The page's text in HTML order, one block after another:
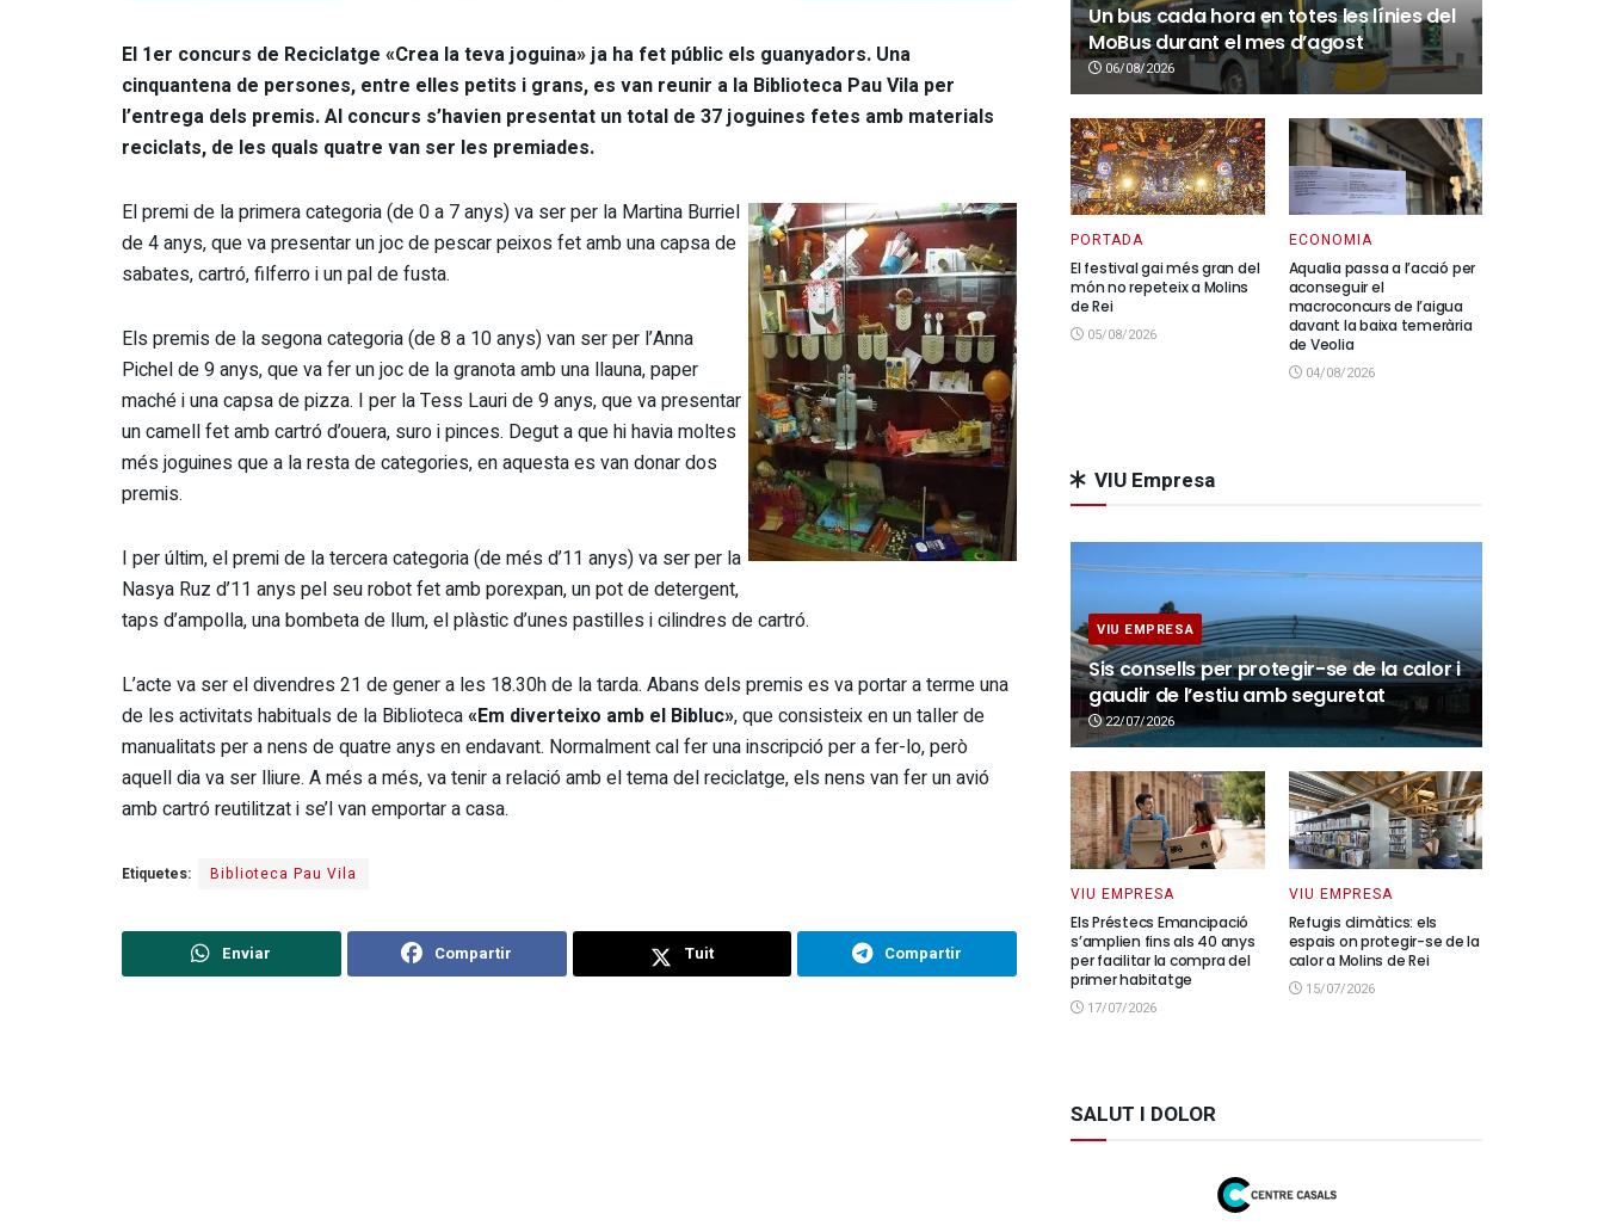
El 1er concurs de Reciclatge «Crea la teva joguina» ja ha fet públic els guanyadors. Una
cinquantena de persones, entre elles petits i grans, es van reunir a la Biblioteca Pau Vila per
l’entrega dels premis. Al concurs s’havien presentat un total de 37 joguines fetes amb materials
reciclats, de les quals quatre van ser les premiades.
El premi de la primera categoria (de 0 a 7 anys) va ser per la Martina Burriel
de 4 anys, que va presentar un joc de pescar peixos fet amb una capsa de
sabates, cartró, filferro i un pal de fusta.
Els premis de la segona categoria (de 8 a 10 anys) van ser per l’Anna
Pichel de 9 anys, que va fer un joc de la granota amb una llauna, paper
maché i una capsa de pizza. I per la Tess Lauri de 9 anys, que va presentar
un camell fet amb cartró d’ouera, suro i pinces. Degut a que hi havia moltes
més joguines que a la resta de categories, en aquesta es van donar dos
premis.
I per últim, el premi de la tercera categoria (de més d’11 anys) va ser per la
Nasya Ruz d’11 anys pel seu robot fet amb porexpan, un pot de detergent,
taps d’ampolla, una bombeta de llum, el plàstic d’unes pastilles i cilindres de cartró.
L’acte va ser el divendres 21 de gener a les 18.30h de la tarda. Abans dels premis es va portar a terme una
de les activitats habituals de la Biblioteca«Em diverteixo amb el Bibluc», que consisteix en un taller de
manualitats per a nens de quatre anys en endavant. Normalment cal fer una inscripció per a fer-lo, però
aquell dia va ser lliure. A més a més, va tenir a relació amb el tema del reciclatge, els nens van fer un avió
amb cartró reutilitzat i se’l van emportar a casa.
Etiquetes: Biblioteca Pau Vila
Enviar Compartir Tuit Compartir
Un bus cada hora en totes les línies del
MoBus durant el mes d’agost
06/08/2026
PORTADA
El festival gai més gran del
món no repeteix a Molins
de Rei
05/08/2026
ECONOMIA
Aqualia passa a l’acció per
aconseguir el
macroconcurs de l’aigua
davant la baixa temerària
de Veolia
04/08/2026
VIU Empresa
VIU EMPRESA
Sis consells per protegir-se de la calor i
gaudir de l’estiu amb seguretat
22/07/2026
VIU EMPRESA
Els Préstecs Emancipació
s’amplien fins als 40 anys
per facilitar la compra del
primer habitatge
17/07/2026
VIU EMPRESA
Refugis climàtics: els
espais on protegir-se de la
calor a Molins de Rei
15/07/2026
SALUT I DOLOR